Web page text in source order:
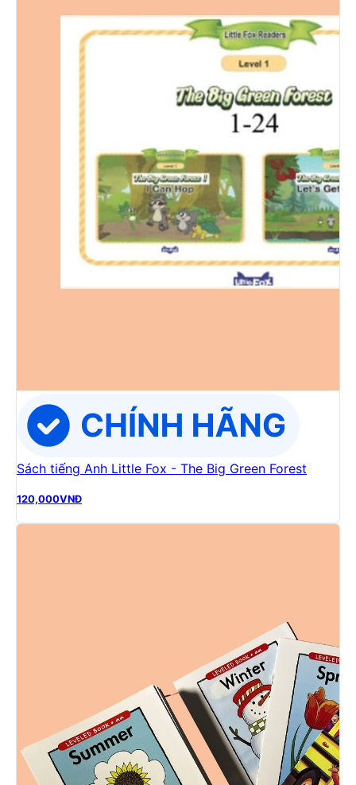
Sách tiếng Anh Little Fox - The Big Green Forest
120,000VNĐ